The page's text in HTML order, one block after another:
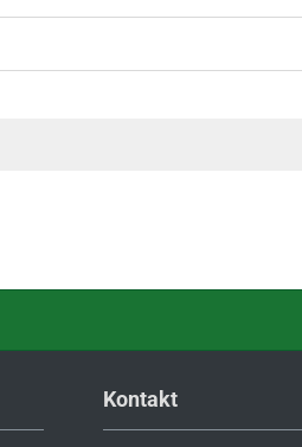
Kontakt